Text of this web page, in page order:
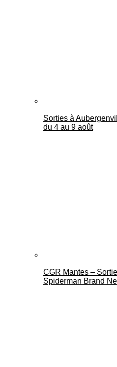
Sorties à
du 4 au 9 août
CGR Mantes –
Spiderman Brand